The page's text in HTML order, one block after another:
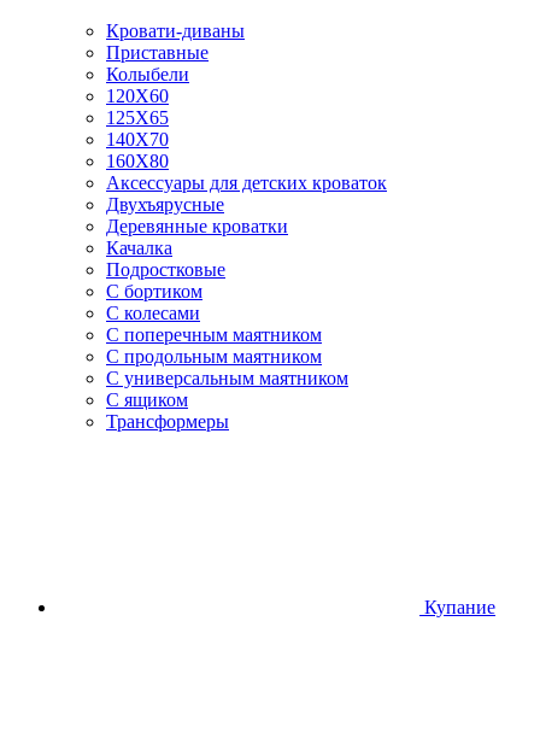
Кровати-диваны
Приставные
Колыбели
120Х60
125X65
140Х70
160Х80
Аксессуары для детских кроваток
Двухъярусные
Деревянные кроватки
Качалка
Подростковые
С бортиком
С колесами
С поперечным маятником
С продольным маятником
С универсальным маятником
С ящиком
Трансформеры
Купание